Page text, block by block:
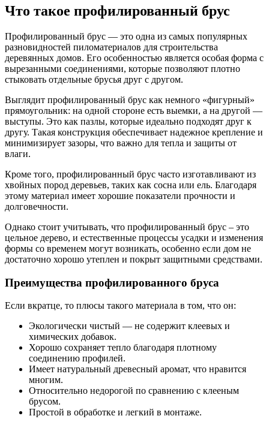
Что такое профилированный брус
Профилированный брус — это одна из самых популярных
разновидностей пиломатериалов для строительства
деревянных домов. Его особенностью является особая форма с
вырезанными соединениями, которые позволяют плотно
стыковать отдельные брусья друг с другом.
Выглядит профилированный брус как немного «фигурный»
прямоугольник: на одной стороне есть выемки, а на другой —
выступы. Это как пазлы, которые идеально подходят друг к
другу. Такая конструкция обеспечивает надежное крепление и
минимизирует зазоры, что важно для тепла и защиты от
влаги.
Кроме того, профилированный брус часто изготавливают из
хвойных пород деревьев, таких как сосна или ель. Благодаря
этому материал имеет хорошие показатели прочности и
долговечности.
Однако стоит учитывать, что профилированный брус – это
цельное дерево, и естественные процессы усадки и изменения
формы со временем могут возникать, особенно если дом не
достаточно хорошо утеплен и покрыт защитными средствами.
Преимущества профилированного бруса
Если вкратце, то плюсы такого материала в том, что он:
Экологически чистый — не содержит клеевых и
химических добавок.
Хорошо сохраняет тепло благодаря плотному
соединению профилей.
Имеет натуральный древесный аромат, что нравится
многим.
Относительно недорогой по сравнению с клееным
брусом.
Простой в обработке и легкий в монтаже.